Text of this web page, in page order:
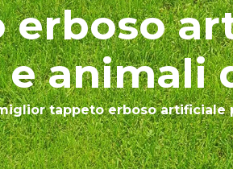
animali
tappeto erboso artificiale